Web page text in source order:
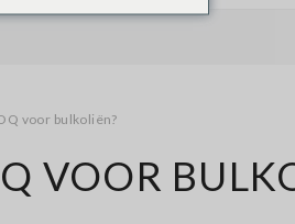
voor bulkoliën?
VOOR